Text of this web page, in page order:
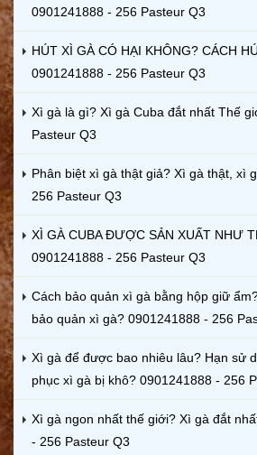
0901241888 - 256 Pasteur Q3
HÚT XÌ GÀ CÓ HẠI KHÔNG? CÁCH
0901241888 - 256 Pasteur Q3
Xì gà là gì? Xì gà Cuba đắt nhất Thế
Pasteur Q3
Phân biệt xì gà thật giả? Xì gà thật, xì
256 Pasteur Q3
XÌ GÀ CUBA ĐƯỢC SẢN XUẤT NHƯ
0901241888 - 256 Pasteur Q3
Cách bảo quản xì gà bằng hộp giữ
bảo quản xì gà? 0901241888 - 256
Xì gà để được bao nhiêu lâu? Hạn sử
phục xì gà bị khô? 0901241888 - 256
Xì gà ngon nhất thế giới? Xì gà đắt
- 256 Pasteur Q3